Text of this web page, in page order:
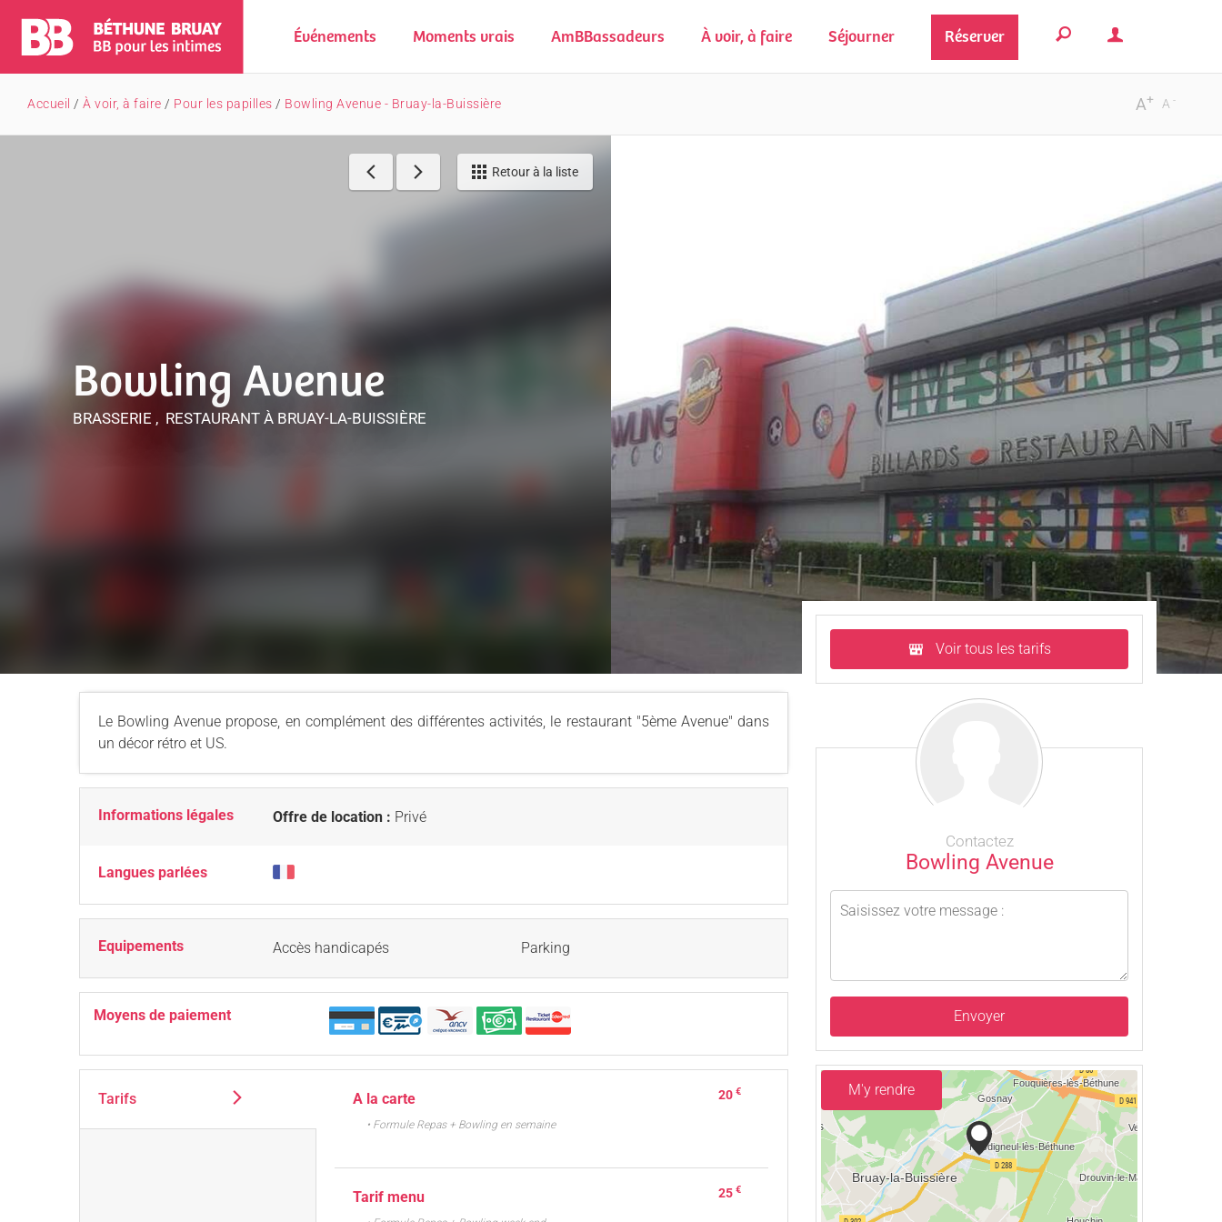
Événements Moments vrais AmBBassadeurs À voir, à faire Séjourner Réserver
-
A
+
A
Accueil / À voir, à faire / Pour les papilles / Bowling Avenue - Bruay-la-Buissière
Retour à la liste
Bowling Avenue
BRASSERIE , RESTAURANT À BRUAY-LA-BUISSIÈRE
Le Bowling Avenue propose, en complément des différentes activités, le restaurant "5ème Avenue" dans
un décor rétro et US.
Informations légales Offre de location : Privé
Langues parlées
Equipements Accès handicapés Parking
Moyens de paiement
Tarifs A la carte 20 €
• Formule Repas + Bowling en semaine
Tarif menu 25 €
Voir tous les tarifs
Contactez
Bowling Avenue
Envoyer
M'y rendre